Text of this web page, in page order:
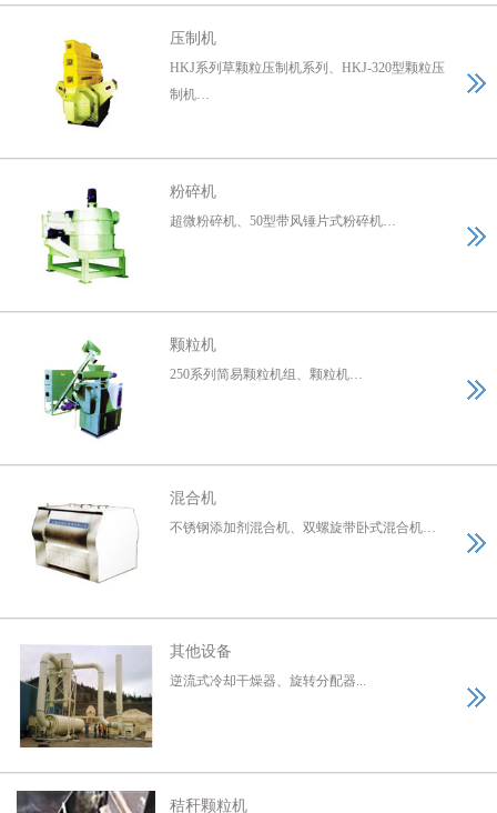
压制机
HKJ系列草颗粒压制机系列、HKJ-320型颗粒压
制机…
粉碎机
超微粉碎机、50型带风锤片式粉碎机…
颗粒机
250系列简易颗粒机组、颗粒机…
混合机
不锈钢添加剂混合机、双螺旋带卧式混合机…
其他设备
逆流式冷却干燥器、旋转分配器...
秸秆颗粒机